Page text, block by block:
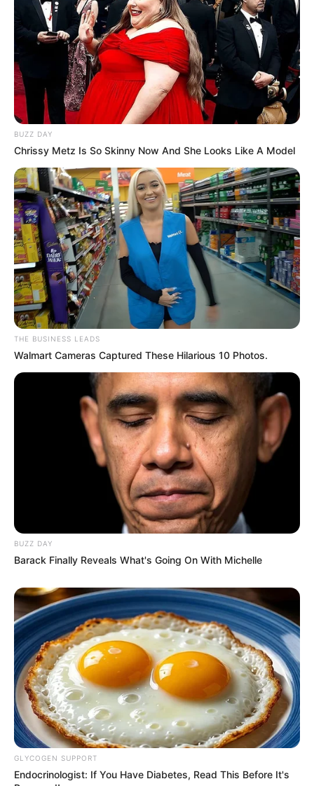
ΧΑΛΚΙΔΑ ΝΕΑ
ΤΑΥΤΟΤΗΤΑ ΚΑΙ ΕΠΙΚΟΙΝΩΝΙΑ ΟΡΟΙ ΧΡΗΣΗΣ
BUZZ DAY
Chrissy Metz Is So Skinny Now And She Looks Like A Model
THE BUSINESS LEADS
Walmart Cameras Captured These Hilarious 10 Photos.
BUZZ DAY
Barack Finally Reveals What's Going On With Michelle
GLYCOGEN SUPPORT
Endocrinologist: If You Have Diabetes, Read This Before It's